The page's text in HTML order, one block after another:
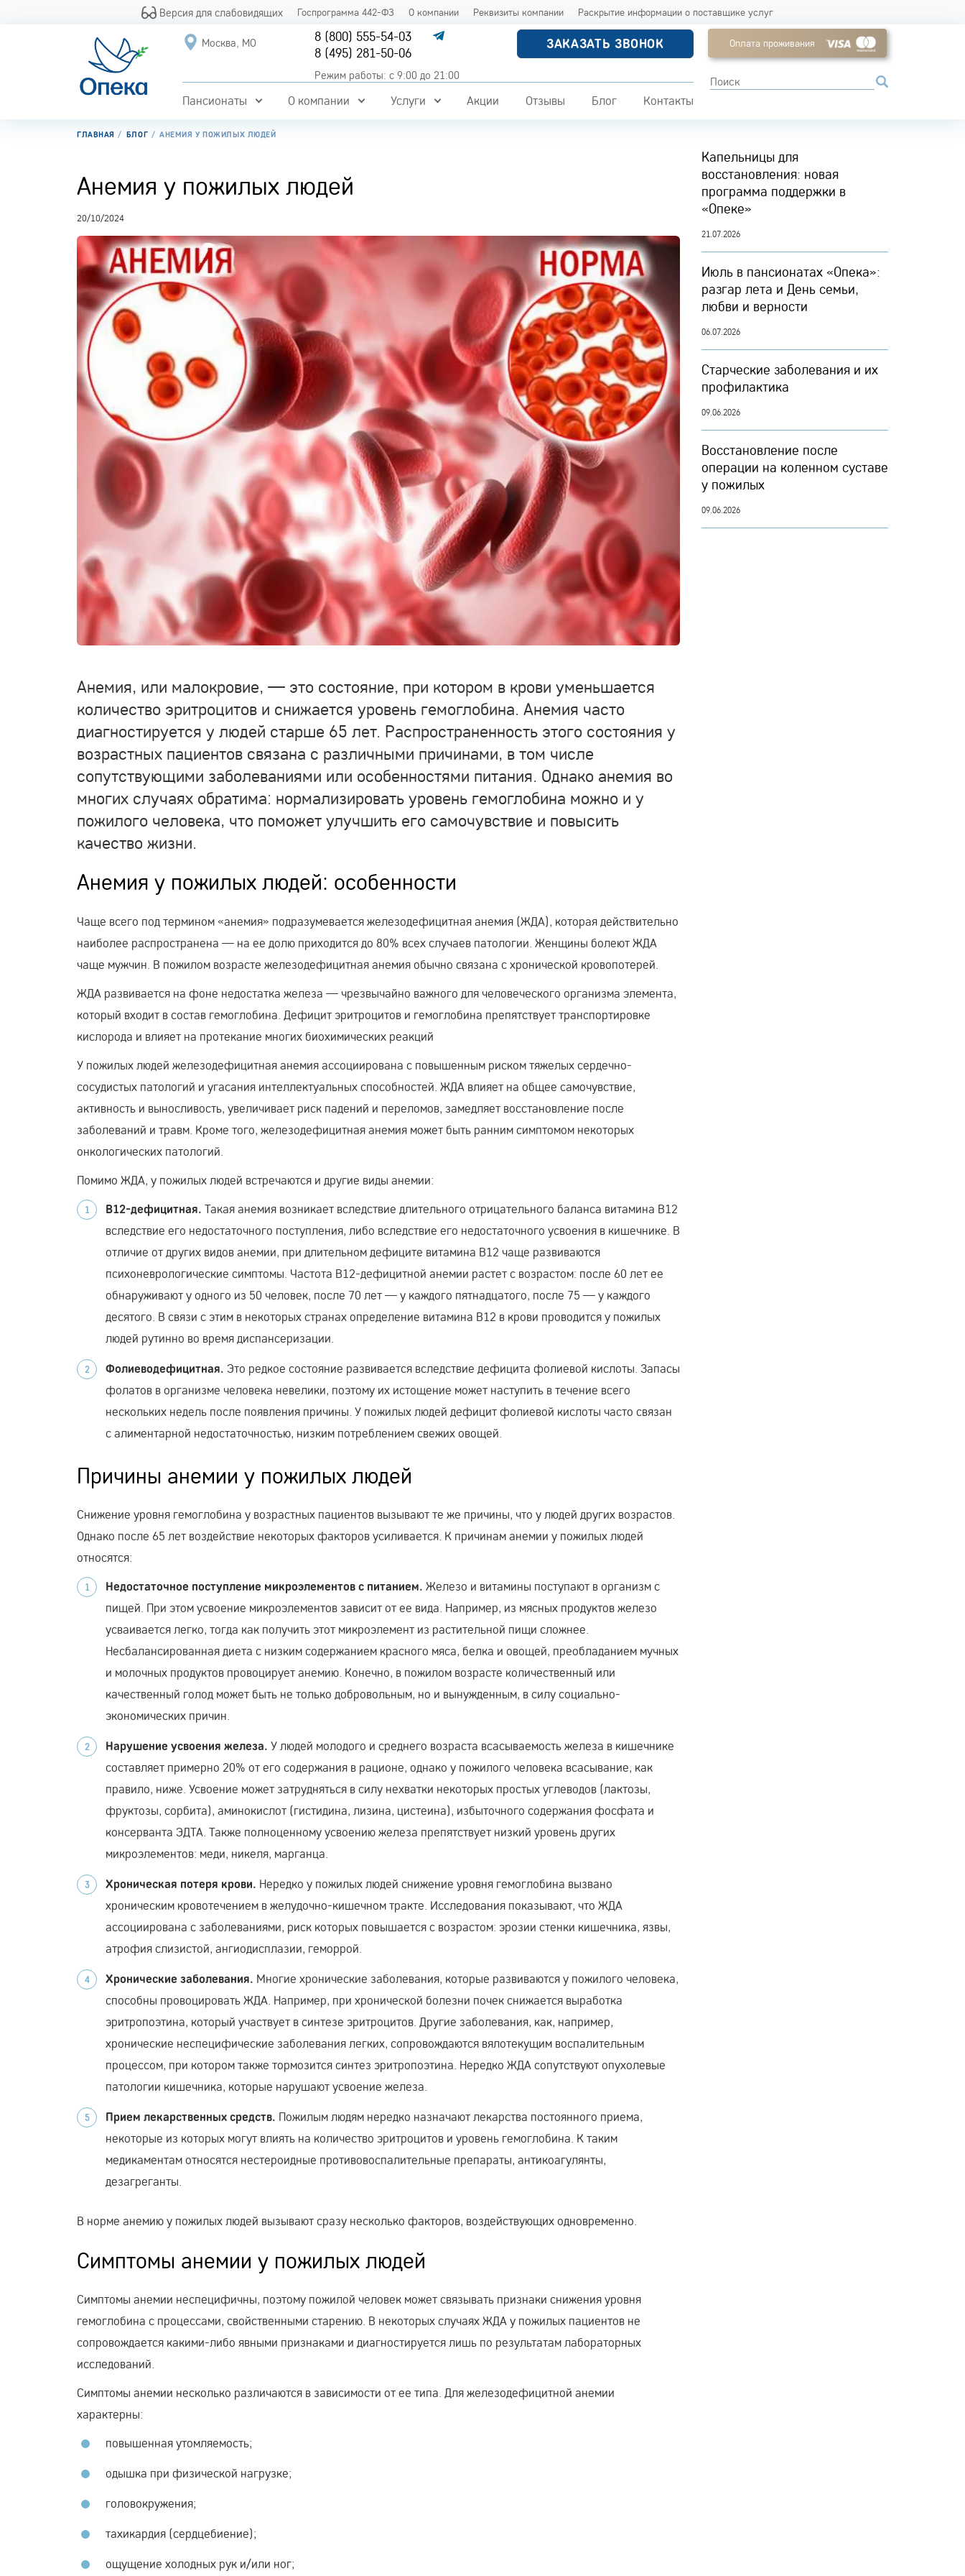
Версия для слабовидящих Госпрограмма 442-ФЗ О компании Реквизиты компании Раскрытие информации о поставщике услуг
Москва, МО
8 (800) 555-54-03
8 (495) 281-50-06
Режим работы: с 9:00 до 21:00
ЗАКАЗАТЬ ЗВОНОК
Пансионаты О компании Услуги Акции Отзывы Блог Контакты
Оплата проживания
ГЛАВНАЯ БЛОГ АНЕМИЯ У ПОЖИЛЫХ ЛЮДЕЙ
Анемия у пожилых людей
20/10/2024
Анемия, или малокровие, — это состояние, при котором в крови уменьшается
количество эритроцитов и снижается уровень гемоглобина. Анемия часто
диагностируется у людей старше 65 лет. Распространенность этого состояния у
возрастных пациентов связана с различными причинами, в том числе
сопутствующими заболеваниями или особенностями питания. Однако анемия во
многих случаях обратима: нормализировать уровень гемоглобина можно и у
пожилого человека, что поможет улучшить его самочувствие и повысить
качество жизни.
Анемия у пожилых людей: особенности
Чаще всего под термином «анемия» подразумевается железодефицитная анемия (ЖДА), которая действительно
наиболее распространена — на ее долю приходится до 80% всех случаев патологии. Женщины болеют ЖДА
чаще мужчин. В пожилом возрасте железодефицитная анемия обычно связана с хронической кровопотерей.
ЖДА развивается на фоне недостатка железа — чрезвычайно важного для человеческого организма элемента,
который входит в состав гемоглобина. Дефицит эритроцитов и гемоглобина препятствует транспортировке
кислорода и влияет на протекание многих биохимических реакций
У пожилых людей железодефицитная анемия ассоциирована с повышенным риском тяжелых сердечно-
сосудистых патологий и угасания интеллектуальных способностей. ЖДА влияет на общее самочувствие,
активность и выносливость, увеличивает риск падений и переломов, замедляет восстановление после
заболеваний и травм. Кроме того, железодефицитная анемия может быть ранним симптомом некоторых
онкологических патологий.
Помимо ЖДА, у пожилых людей встречаются и другие виды анемии:
B12-дефицитная. Такая анемия возникает вследствие длительного отрицательного баланса витамина В12
вследствие его недостаточного поступления, либо вследствие его недостаточного усвоения в кишечнике. В
отличие от других видов анемии, при длительном дефиците витамина В12 чаще развиваются
психоневрологические симптомы. Частота В12-дефицитной анемии растет с возрастом: после 60 лет ее
обнаруживают у одного из 50 человек, после 70 лет — у каждого пятнадцатого, после 75 — у каждого
десятого. В связи с этим в некоторых странах определение витамина В12 в крови проводится у пожилых
людей рутинно во время диспансеризации.
Фолиеводефицитная. Это редкое состояние развивается вследствие дефицита фолиевой кислоты. Запасы
фолатов в организме человека невелики, поэтому их истощение может наступить в течение всего
нескольких недель после появления причины. У пожилых людей дефицит фолиевой кислоты часто связан
с алиментарной недостаточностью, низким потреблением свежих овощей.
Причины анемии у пожилых людей
Снижение уровня гемоглобина у возрастных пациентов вызывают те же причины, что у людей других возрастов.
Однако после 65 лет воздействие некоторых факторов усиливается. К причинам анемии у пожилых людей
относятся:
Недостаточное поступление микроэлементов с питанием. Железо и витамины поступают в организм с
пищей. При этом усвоение микроэлементов зависит от ее вида. Например, из мясных продуктов железо
усваивается легко, тогда как получить этот микроэлемент из растительной пищи сложнее.
Несбалансированная диета с низким содержанием красного мяса, белка и овощей, преобладанием мучных
и молочных продуктов провоцирует анемию. Конечно, в пожилом возрасте количественный или
качественный голод может быть не только добровольным, но и вынужденным, в силу социально-
экономических причин.
Нарушение усвоения железа. У людей молодого и среднего возраста всасываемость железа в кишечнике
составляет примерно 20% от его содержания в рационе, однако у пожилого человека всасывание, как
правило, ниже. Усвоение может затрудняться в силу нехватки некоторых простых углеводов (лактозы,
фруктозы, сорбита), аминокислот (гистидина, лизина, цистеина), избыточного содержания фосфата и
консерванта ЭДТА. Также полноценному усвоению железа препятствует низкий уровень других
микроэлементов: меди, никеля, марганца.
Хроническая потеря крови. Нередко у пожилых людей снижение уровня гемоглобина вызвано
хроническим кровотечением в желудочно-кишечном тракте. Исследования показывают, что ЖДА
ассоциирована с заболеваниями, риск которых повышается с возрастом: эрозии стенки кишечника, язвы,
атрофия слизистой, ангиодисплазии, геморрой.
Хронические заболевания. Многие хронические заболевания, которые развиваются у пожилого человека,
способны провоцировать ЖДА. Например, при хронической болезни почек снижается выработка
эритропоэтина, который участвует в синтезе эритроцитов. Другие заболевания, как, например,
хронические неспецифические заболевания легких, сопровождаются вялотекущим воспалительным
процессом, при котором также тормозится синтез эритропоэтина. Нередко ЖДА сопутствуют опухолевые
патологии кишечника, которые нарушают усвоение железа.
Прием лекарственных средств. Пожилым людям нередко назначают лекарства постоянного приема,
некоторые из которых могут влиять на количество эритроцитов и уровень гемоглобина. К таким
медикаментам относятся нестероидные противовоспалительные препараты, антикоагулянты,
дезагреганты.
В норме анемию у пожилых людей вызывают сразу несколько факторов, воздействующих одновременно.
Симптомы анемии у пожилых людей
Симптомы анемии неспецифичны, поэтому пожилой человек может связывать признаки снижения уровня
гемоглобина с процессами, свойственными старению. В некоторых случаях ЖДА у пожилых пациентов не
сопровождается какими-либо явными признаками и диагностируется лишь по результатам лабораторных
исследований.
Симптомы анемии несколько различаются в зависимости от ее типа. Для железодефицитной анемии
характерны:
повышенная утомляемость;
одышка при физической нагрузке;
головокружения;
тахикардия (сердцебиение);
ощущение холодных рук и/или ног;
Капельницы для
восстановления: новая
программа поддержки в
«Опеке»
21.07.2026
Июль в пансионатах «Опека»:
разгар лета и День семьи,
любви и верности
06.07.2026
Старческие заболевания и их
профилактика
09.06.2026
Восстановление после
операции на коленном суставе
у пожилых
09.06.2026